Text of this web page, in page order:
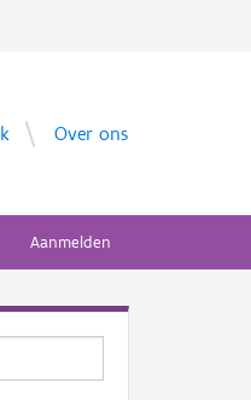
Over ons
Aanmelden